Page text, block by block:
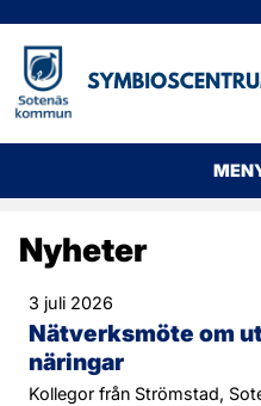
Nyheter
3 juli 2026
Nätverksmöte om
näringar
Kollegor från Strömstad,